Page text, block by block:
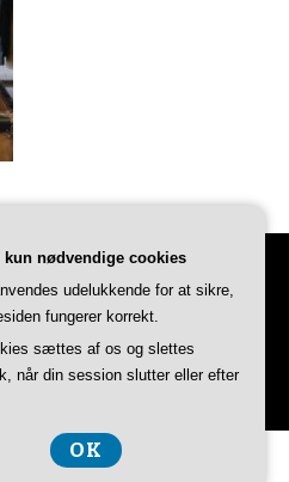
Livet
. All Rights Reserved.
By
DK-37407739
kun nødvendige cookies
udelukkende for at sikre,
fungerer korrekt.
sættes af os og slettes
når din session slutter eller efter
OK